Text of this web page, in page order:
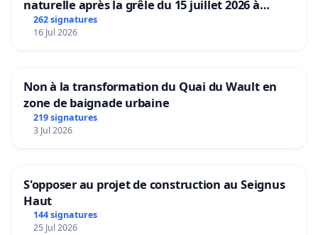
naturelle après la grêle du 15 juillet 2026 à
Aubenas et ses alentours
262 signatures
16 Jul 2026
Non à la transformation du Quai du Wault en
zone de baignade urbaine
219 signatures
3 Jul 2026
S'opposer au projet de construction au Seignus
Haut
144 signatures
25 Jul 2026